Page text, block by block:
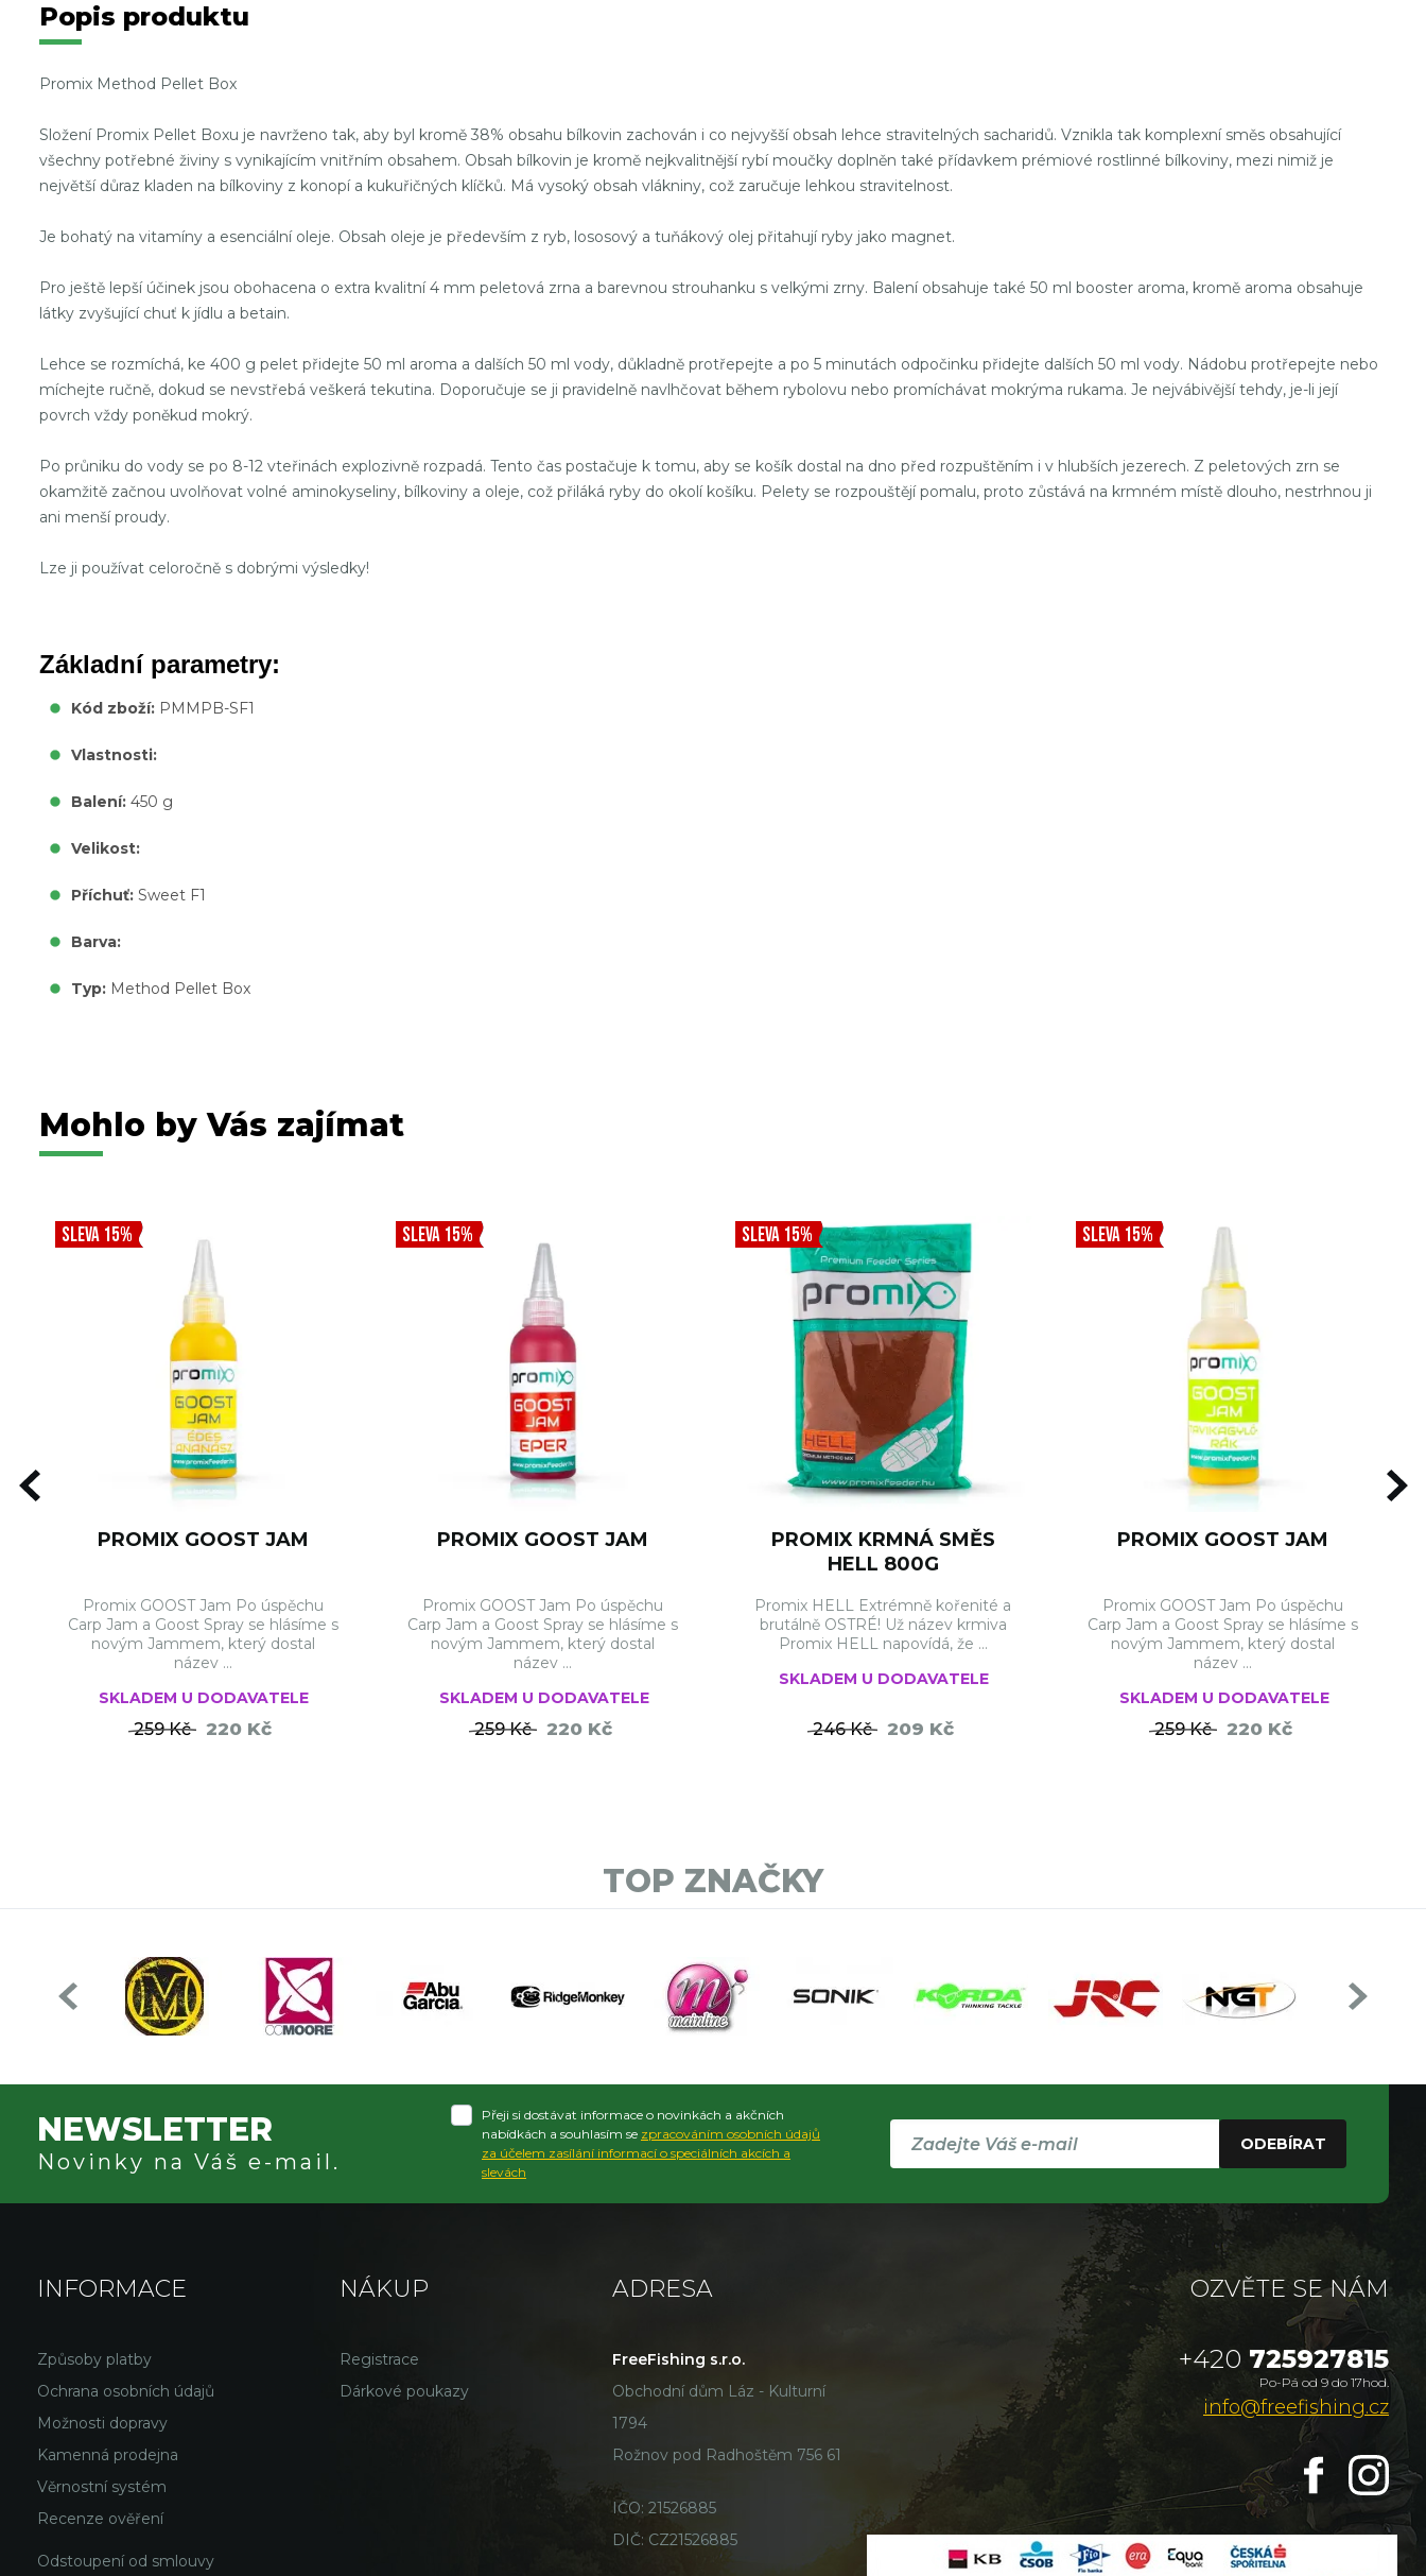
Popis produktu
Promix Method Pellet Box
Složení Promix Pellet Boxu je navrženo tak, aby byl kromě 38% obsahu bílkovin zachován i co nejvyšší obsah lehce stravitelných sacharidů. Vznikla tak komplexní směs obsahující
všechny potřebné živiny s vynikajícím vnitřním obsahem. Obsah bílkovin je kromě nejkvalitnější rybí moučky doplněn také přídavkem prémiové rostlinné bílkoviny, mezi nimiž je
největší důraz kladen na bílkoviny z konopí a kukuřičných klíčků. Má vysoký obsah vlákniny, což zaručuje lehkou stravitelnost.
Je bohatý na vitamíny a esenciální oleje. Obsah oleje je především z ryb, lososový a tuňákový olej přitahují ryby jako magnet.
Pro ještě lepší účinek jsou obohacena o extra kvalitní 4 mm peletová zrna a barevnou strouhanku s velkými zrny. Balení obsahuje také 50 ml booster aroma, kromě aroma obsahuje
látky zvyšující chuť k jídlu a betain.
Lehce se rozmíchá, ke 400 g pelet přidejte 50 ml aroma a dalších 50 ml vody, důkladně protřepejte a po 5 minutách odpočinku přidejte dalších 50 ml vody. Nádobu protřepejte nebo
míchejte ručně, dokud se nevstřebá veškerá tekutina. Doporučuje se ji pravidelně navlhčovat během rybolovu nebo promíchávat mokrýma rukama. Je nejvábivější tehdy, je-li její
povrch vždy poněkud mokrý.
Po průniku do vody se po 8-12 vteřinách explozivně rozpadá. Tento čas postačuje k tomu, aby se košík dostal na dno před rozpuštěním i v hlubších jezerech. Z peletových zrn se
okamžitě začnou uvolňovat volné aminokyseliny, bílkoviny a oleje, což přiláká ryby do okolí košíku. Pelety se rozpouštějí pomalu, proto zůstává na krmném místě dlouho, nestrhnou ji
ani menší proudy.
Lze ji používat celoročně s dobrými výsledky!
Základní parametry:
Kód zboží: PMMPB-SF1
Vlastnosti:
Balení: 450 g
Velikost:
Příchuť: Sweet F1
Barva:
Typ: Method Pellet Box
Mohlo by Vás zajímat
SLEVA 15%
PROMIX GOOST JAM
Promix GOOST Jam Po úspěchu
Carp Jam a Goost Spray se hlásíme s
novým Jammem, který dostal
název ...
SKLADEM U DODAVATELE
259 Kč 220 Kč
SLEVA 15%
PROMIX GOOST JAM
Promix GOOST Jam Po úspěchu
Carp Jam a Goost Spray se hlásíme s
novým Jammem, který dostal
název ...
SKLADEM U DODAVATELE
259 Kč 220 Kč
SLEVA 15%
PROMIX KRMNÁ SMĚS
HELL 800G
Promix HELL Extrémně kořenité a
brutálně OSTRÉ! Už název krmiva
Promix HELL napovídá, že ...
SKLADEM U DODAVATELE
246 Kč 209 Kč
SLEVA 15%
PROMIX GOOST JAM
Promix GOOST Jam Po úspěchu
Carp Jam a Goost Spray se hlásíme s
novým Jammem, který dostal
název ...
SKLADEM U DODAVATELE
259 Kč 220 Kč
TOP ZNAČKY
NEWSLETTER
Novinky na Váš e-mail.
Přeji si dostávat informace o novinkách a akčních
nabídkách a souhlasím se zpracováním osobních údajů
za účelem zasílání informací o speciálních akcích a
slevách
ODEBÍRAT
INFORMACE
Způsoby platby
Ochrana osobních údajů
Možnosti dopravy
Kamenná prodejna
Věrnostní systém
Recenze ověření
Odstoupení od smlouvy
NÁKUP
Registrace
Dárkové poukazy
ADRESA
FreeFishing s.r.o.
Obchodní dům Láz - Kulturní
1794
Rožnov pod Radhoštěm 756 61
IČO: 21526885
DIČ: CZ21526885
OZVĚTE SE NÁM
+420 725927815
Po-Pá od 9 do 17hod.
info@freefishing.cz